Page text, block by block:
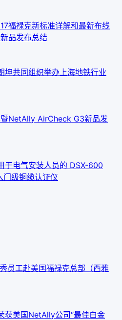
福禄克新标准详解和最新布线
品发布总结
坤共同组织举办上海地铁行业
NetAlly AirCheck G3新品发
于电气安装人员的 DSX-600
级铜缆认证仪
员工赴美国福禄克总部（西雅
获美国NetAlly公司“最佳白金